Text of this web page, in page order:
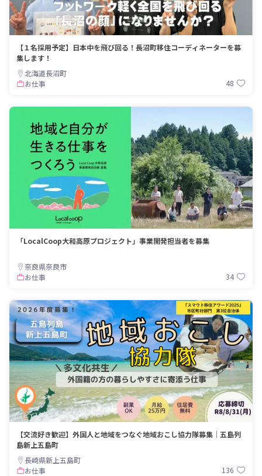
【１名採用予定】日本中を飛び回る！長沼町移住コーディネーターを募
集します！
北海道長沼町
お仕事
48
「LocalCoop大和高原プロジェクト」事業開発担当者を募集
奈良県奈良市
お仕事
34
【交流好き歓迎】外国人と地域をつなぐ地域おこし協力隊募集｜五島列
島新上五島町
長崎県新上五島町
お仕事
136